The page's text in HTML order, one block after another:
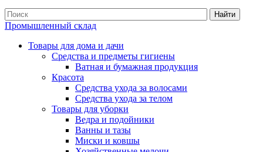
Найти
Промышленный склад
Товары для дома и дачи
Средства и предметы гигиены
Ватная и бумажная продукция
Красота
Средства ухода за волосами
Средства ухода за телом
Товары для уборки
Ведра и подойники
Ванны и тазы
Миски и ковшы